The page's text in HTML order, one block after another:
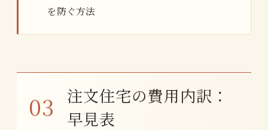
を防ぐ方法
注文住宅の費用内訳：
早見表